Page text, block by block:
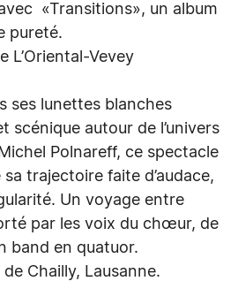
«Transitions», un album
pureté.
L’Oriental-Vevey
ses lunettes blanches
scénique autour de l’univers
Polnareff, ce spectacle
trajectoire faite d’audace,
Un voyage entre
par les voix du chœur, de
band en quatuor.
Chailly, Lausanne.